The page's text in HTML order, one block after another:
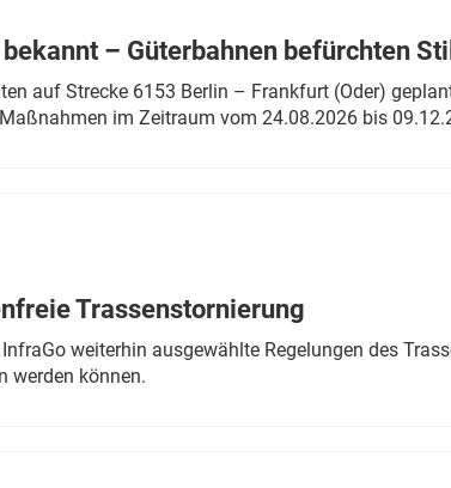
– Güterbahnen befürchten
auf Strecke 6153 Berlin – Frankfurt (Oder)
im Zeitraum vom 24.08.2026 bis
Trassenstornierung
weiterhin ausgewählte Regelungen des
werden können.